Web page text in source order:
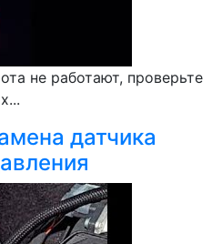
не работают, проверьте
датчика